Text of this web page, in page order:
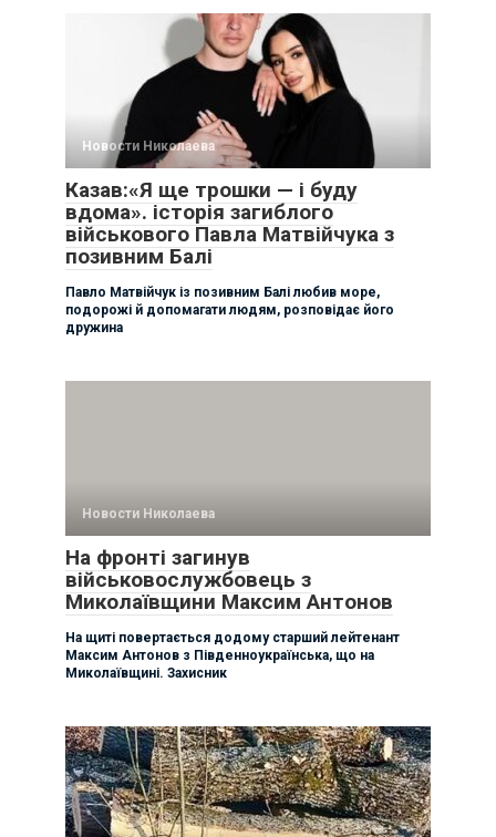
Новости Николаева
Казав:«Я ще трошки — і буду
вдома». історія загиблого
військового Павла Матвійчука з
позивним Балі
Павло Матвійчук із позивним Балі любив море,
подорожі й допомагати людям, розповідає його
дружина
Новости Николаева
На фронті загинув
військовослужбовець з
Миколаївщини Максим Антонов
На щиті повертається додому старший лейтенант
Максим Антонов з Південноукраїнська, що на
Миколаївщині. Захисник